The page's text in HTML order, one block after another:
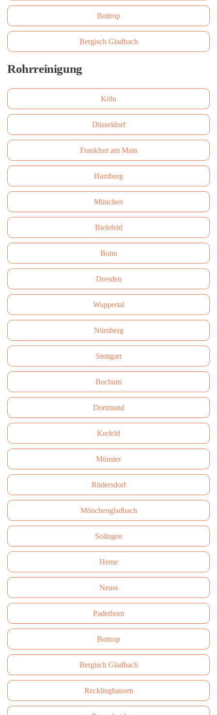
Bottrop
Bergisch Gladbach
Rohrreinigung
Köln
Düsseldorf
Frankfurt am Main
Hamburg
München
Bielefeld
Bonn
Dresden
Wuppertal
Nürnberg
Stuttgart
Bochum
Dortmund
Krefeld
Münster
Rüdersdorf
Mönchengladbach
Solingen
Herne
Neuss
Paderborn
Bottrop
Bergisch Gladbach
Recklinghausen